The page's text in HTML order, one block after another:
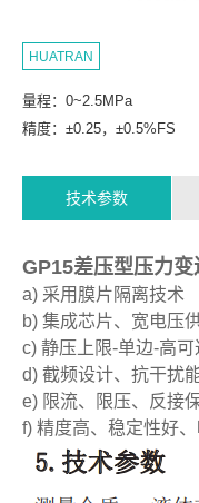
HUATRAN
量程：0~2.5MPa
精度：±0.25，±0.5%FS
技术参数
GP15差压型压力变
a) 采用膜片隔离技术
b) 集成芯片、宽电压
c) 静压上限-单边-高
d) 截频设计、抗干扰
e) 限流、限压、反接
f) 精度高、稳定性好